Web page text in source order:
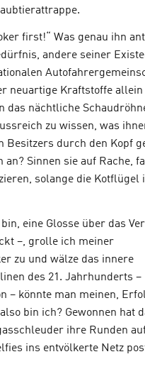
first!“ Was genau ihn
andere seiner
neuartige Kraftstoffe
das nächtliche
zu wissen, was
Besitzers durch den Kopf
Sinnen sie auf Rache,
solange die Kotflügel
eine Glosse über das
–, grolle ich meiner
zu und wälze das innere
des 21. Jahrhunderts –
– könnte man meinen,
bin ich? Gewonnen hat
ihre Runden
ins entvölkerte Netz